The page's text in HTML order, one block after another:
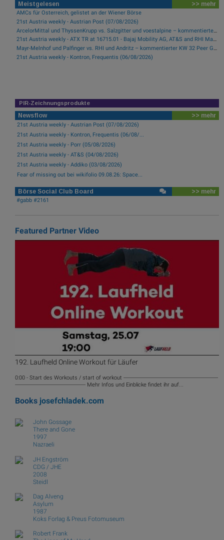
Meistgelesen >> mehr
AMCs für Österreich, gelistet an der Wiener Börse
21st Austria weekly - Austrian Post (07/08/2026)
ArcelorMittal und ThyssenKrupp vs. Salzgitter und voestalpine – kommentierter KW 32 Peer Group Watch Stahl
21st Austria weekly - ATX TR at 16715.01 - Bajaj Mobility AG, AT&S and RHI Magnesita best-performing, Österreichische Post with weakest performance (08/08/2026)
Mayr-Melnhof und Palfinger vs. RHI und Andritz – kommentierter KW 32 Peer Group Watch Zykliker Österreich
21st Austria weekly - Kontron, Frequentis (06/08/2026)
PIR-Zeichnungsprodukte
Newsflow >> mehr
21st Austria weekly - Austrian Post (07/08/2026)
21st Austria weekly - Kontron, Frequentis (06/08/...
21st Austria weekly - Porr (05/08/2026)
21st Austria weekly - AT&S (04/08/2026)
21st Austria weekly - Addiko (03/08/2026)
Fear of missing out bei wikifolio 09.08.26: Space...
Börse Social Club Board >> mehr
#gabb #2161
Featured Partner Video
192. Laufheld Online Workout für Läufer
0:00 - Start des Workouts / start of workout ---------------------------------------------------------------
----------------------------------------------- Mehr Infos und Einblicke findet ihr auf...
Books josefchladek.com
John Gossage
There and Gone
1997
Nazraeli
JH Engström
CDG / JHE
2008
Steidl
Dag Alveng
Asylum
1987
Koks Forlag & Preus Fotomuseum
Robert Frank